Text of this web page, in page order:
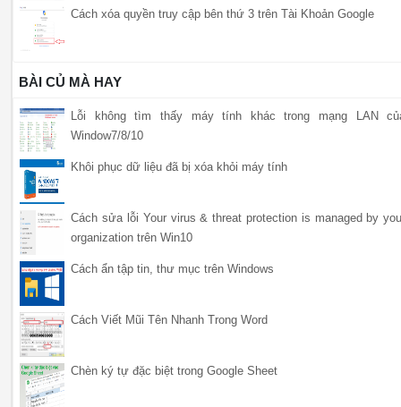
Cách xóa quyền truy cập bên thứ 3 trên Tài Khoản Google
BÀI CỦ MÀ HAY
Lỗi không tìm thấy máy tính khác trong mạng LAN
Window7/8/10
Khôi phục dữ liệu đã bị xóa khỏi máy tính
Cách sửa lỗi Your virus & threat protection is managed by
organization trên Win10
Cách ẩn tập tin, thư mục trên Windows
Cách Viết Mũi Tên Nhanh Trong Word
Chèn ký tự đặc biệt trong Google Sheet